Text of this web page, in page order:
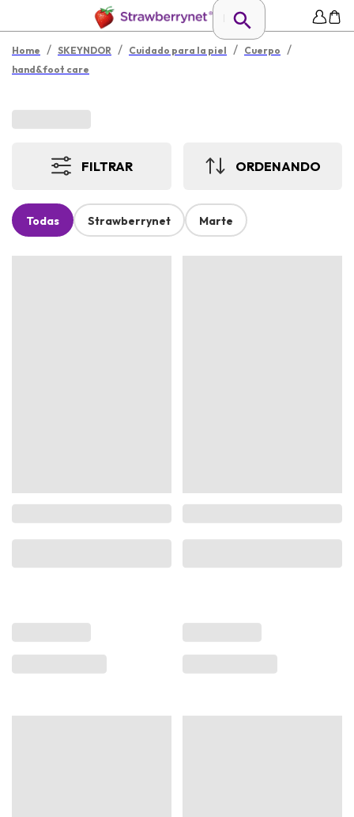
Home / SKEYNDOR / Cuidado para la piel / Cuerpo /
hand&foot care
FILTRAR ORDENANDO
Todas Strawberrynet Marte